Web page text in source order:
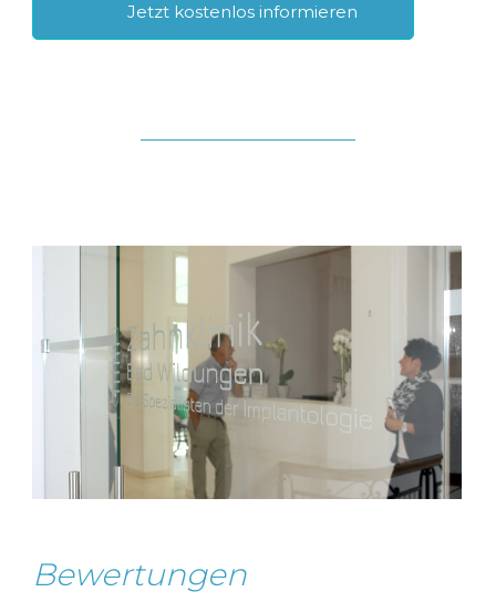
Jetzt kostenlos informieren
Bewertungen